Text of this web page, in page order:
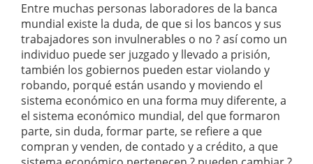
Entre muchas personas laboradores de la banca
mundial existe la duda, de que si los bancos y sus
trabajadores son invulnerables o no ? así como un
individuo puede ser juzgado y llevado a prisión,
también los gobiernos pueden estar violando y
robando, porqué están usando y moviendo el
sistema económico en una forma muy diferente, a
el sistema económico mundial, del que formaron
parte, sin duda, formar parte, se refiere a que
compran y venden, de contado y a crédito, a que